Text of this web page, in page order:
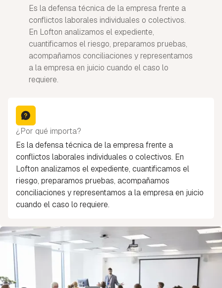
Es la defensa técnica de la empresa frente a
conflictos laborales individuales o colectivos.
En Lofton analizamos el expediente,
cuantificamos el riesgo, preparamos pruebas,
acompañamos conciliaciones y representamos
a la empresa en juicio cuando el caso lo
requiere.
¿Por qué importa?
Es la defensa técnica de la empresa frente a
conflictos laborales individuales o colectivos. En
Lofton analizamos el expediente, cuantificamos el
riesgo, preparamos pruebas, acompañamos
conciliaciones y representamos a la empresa en juicio
cuando el caso lo requiere.